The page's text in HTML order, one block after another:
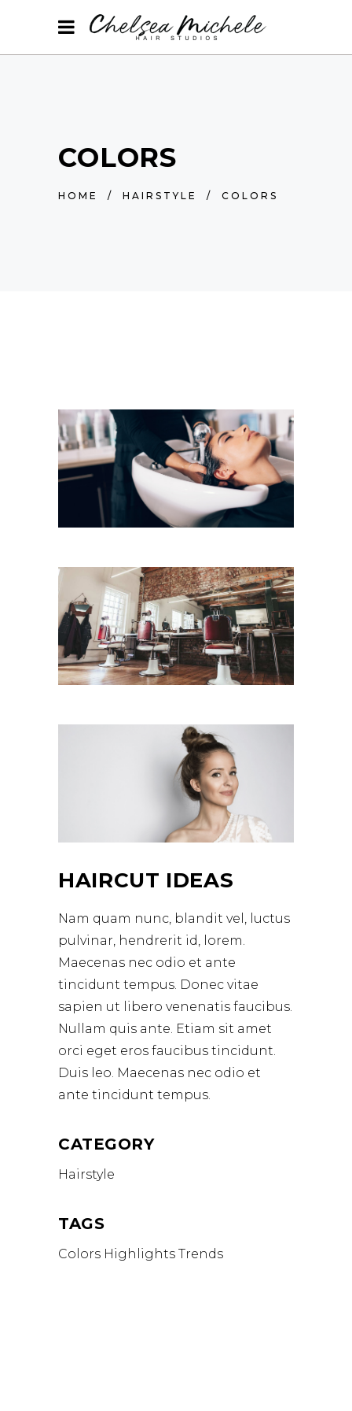
COLORS
HOME / HAIRSTYLE / COLORS
HAIRCUT IDEAS
Nam quam nunc, blandit vel, luctus
pulvinar, hendrerit id, lorem.
Maecenas nec odio et ante
tincidunt tempus. Donec vitae
sapien ut libero venenatis faucibus.
Nullam quis ante. Etiam sit amet
orci eget eros faucibus tincidunt.
Duis leo. Maecenas nec odio et
ante tincidunt tempus.
CATEGORY
Hairstyle
TAGS
Colors Highlights Trends